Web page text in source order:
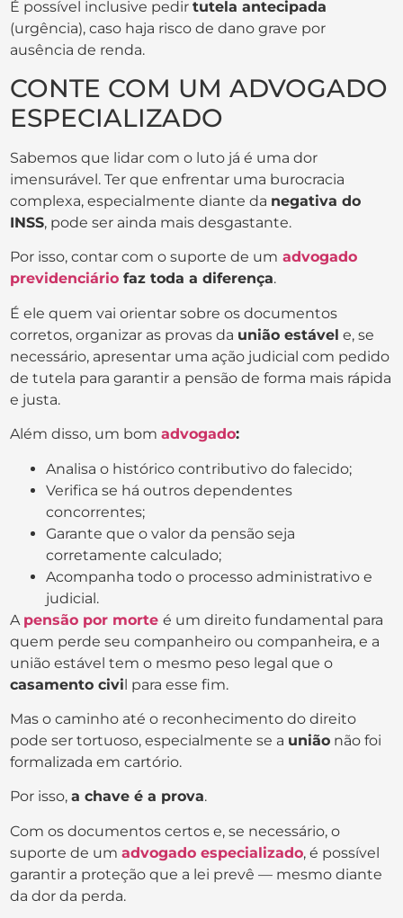
É possível inclusive pedirtutela antecipada
(urgência), caso haja risco de dano grave por
ausência de renda.
CONTE COM UM ADVOGADO
ESPECIALIZADO
Sabemos que lidar com o luto já é uma dor
imensurável. Ter que enfrentar uma burocracia
complexa, especialmente diante da negativa do
INSS, pode ser ainda mais desgastante.
Por isso, contar com o suporte de um advogado
previdenciário faz toda a diferença.
É ele quem vai orientar sobre os documentos
corretos, organizar as provas da união estável e, se
necessário, apresentar uma ação judicial com pedido
de tutela para garantir a pensão de forma mais rápida
e justa.
Além disso, um bomadvogado:
Analisa o histórico contributivo do falecido;
Verifica se há outros dependentes
concorrentes;
Garante que o valor da pensão seja
corretamente calculado;
Acompanha todo o processo administrativo e
judicial.
A pensão por morteé um direito fundamental para
quem perde seu companheiro ou companheira, e a
união estável tem o mesmo peso legal que o
casamento civil para esse fim.
Mas o caminho até o reconhecimento do direito
pode ser tortuoso, especialmente se a união não foi
formalizada em cartório.
Por isso,a chave é a prova.
Com os documentos certos e, se necessário, o
suporte de umadvogado especializado, é possível
garantir a proteção que a lei prevê — mesmo diante
da dor da perda.